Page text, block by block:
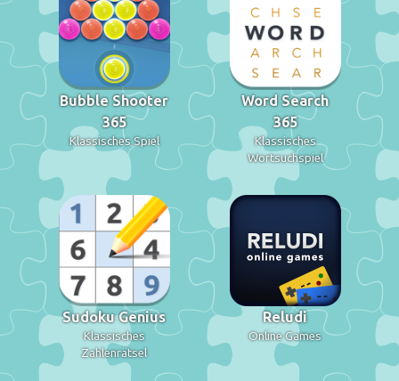
Bubble Shooter
365
Klassisches Spiel
Word Search
365
Klassisches
Wortsuchspiel
Sudoku Genius
Klassisches
Zahlenrätsel
Reludi
Online Games